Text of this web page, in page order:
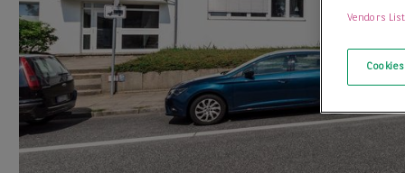
Vendors List